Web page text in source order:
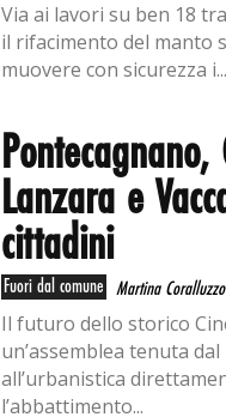
Via ai lavori su ben 18
il rifacimento del manto
muovere con sicurezza i...
Lanzara e
cittadini
Fuori dal comune Martina Coralluzzo
Il futuro dello storico
un’assemblea tenuta
all’urbanistica
l’abbattimento...